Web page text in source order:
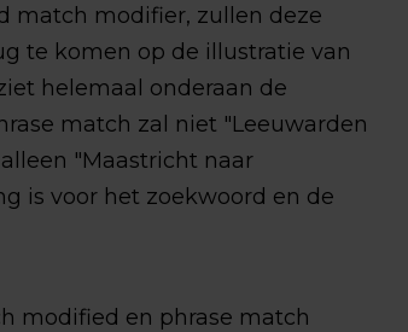
match modifier, zullen deze
te komen op de illustratie van
helemaal onderaan de
match zal niet "Leeuwarden
"Maastricht naar
is voor het zoekwoord en de
modified en phrase match